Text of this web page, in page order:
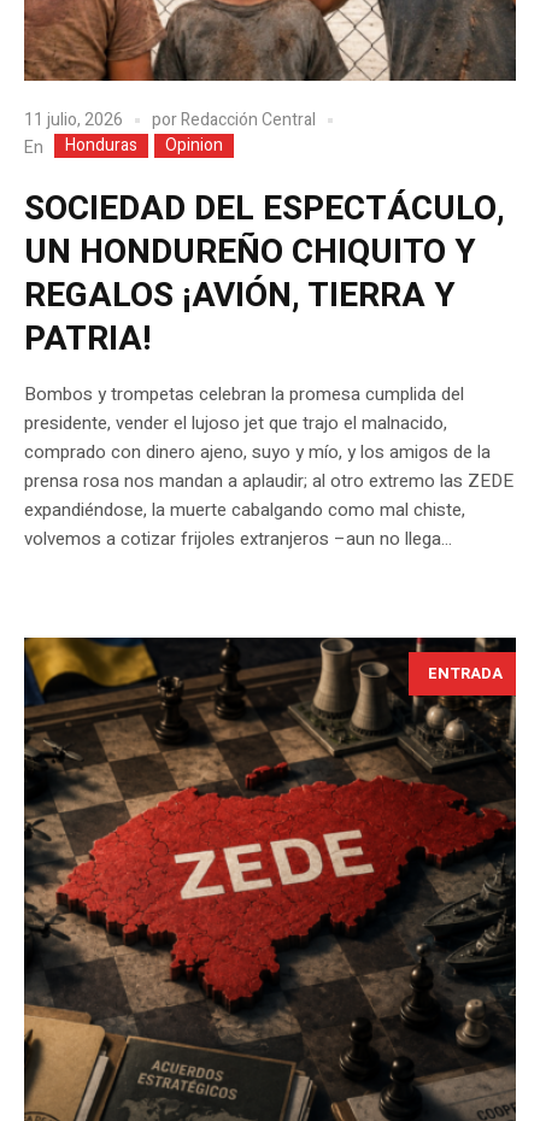
11 julio, 2026 porRedacción Central
En
Honduras Opinion
SOCIEDAD DEL ESPECTÁCULO,
UN HONDUREÑO CHIQUITO Y
REGALOS ¡AVIÓN, TIERRA Y
PATRIA!
Bombos y trompetas celebran la promesa cumplida del
presidente, vender el lujoso jet que trajo el malnacido,
comprado con dinero ajeno, suyo y mío, y los amigos de la
prensa rosa nos mandan a aplaudir; al otro extremo las ZEDE
expandiéndose, la muerte cabalgando como mal chiste,
volvemos a cotizar frijoles extranjeros –aun no llega...
ENTRADA